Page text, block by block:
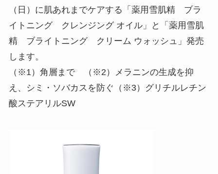
（日）に肌あれまでケアする「薬用雪肌精 ブラ
イトニング クレンジング オイル」と「薬用雪肌
精 ブライトニング クリーム ウォッシュ」発売
します。
（※1）角層まで （※2）メラニンの生成を抑
え、シミ・ソバカスを防ぐ（※3）グリチルレチン
酸ステアリルSW